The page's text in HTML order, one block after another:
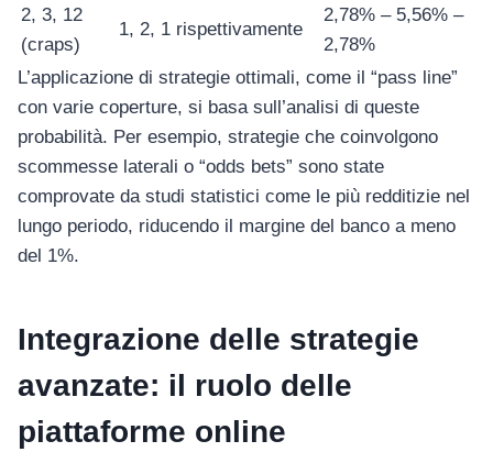
โทรศัพท์มือถือ
โทรศัพท์
สินค้าตามแบรนด์
2, 3, 12
(craps)
1, 2, 1 rispettivamente
2,78% – 5,56% –
2,78%
L’applicazione di strategie ottimali, come il “pass line”
con varie coperture, si basa sull’analisi di queste
probabilità. Per esempio, strategie che coinvolgono
scommesse laterali o “odds bets” sono state
comprovate da studi statistici come le più redditizie nel
lungo periodo, riducendo il margine del banco a meno
del 1%.
Integrazione delle strategie
avanzate: il ruolo delle
piattaforme online